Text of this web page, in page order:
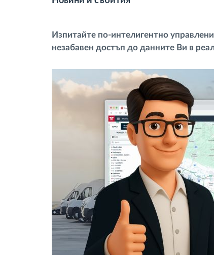
Контрол на достъпа
Управление на горивото
Планиране на маршрути и
мониторинг
Автоматична идентификация на
Разберете за всички
функционалности
Изпитайте по-интелигентно
незабавен достъп до данните Ви в